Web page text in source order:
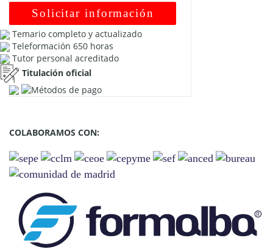
Solicitar información
Temario completo y actualizado
Teleformación 650 horas
Tutor personal acreditado
Titulación oficial
COLABORAMOS CON: